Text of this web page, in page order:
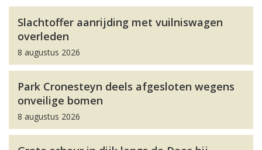
Slachtoffer aanrijding met vuilniswagen
overleden
8 augustus 2026
Park Cronesteyn deels afgesloten wegens
onveilige bomen
8 augustus 2026